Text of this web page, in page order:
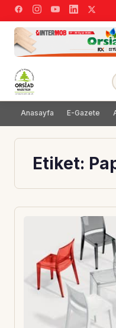
Anasayfa E-Gazete
Etiket: